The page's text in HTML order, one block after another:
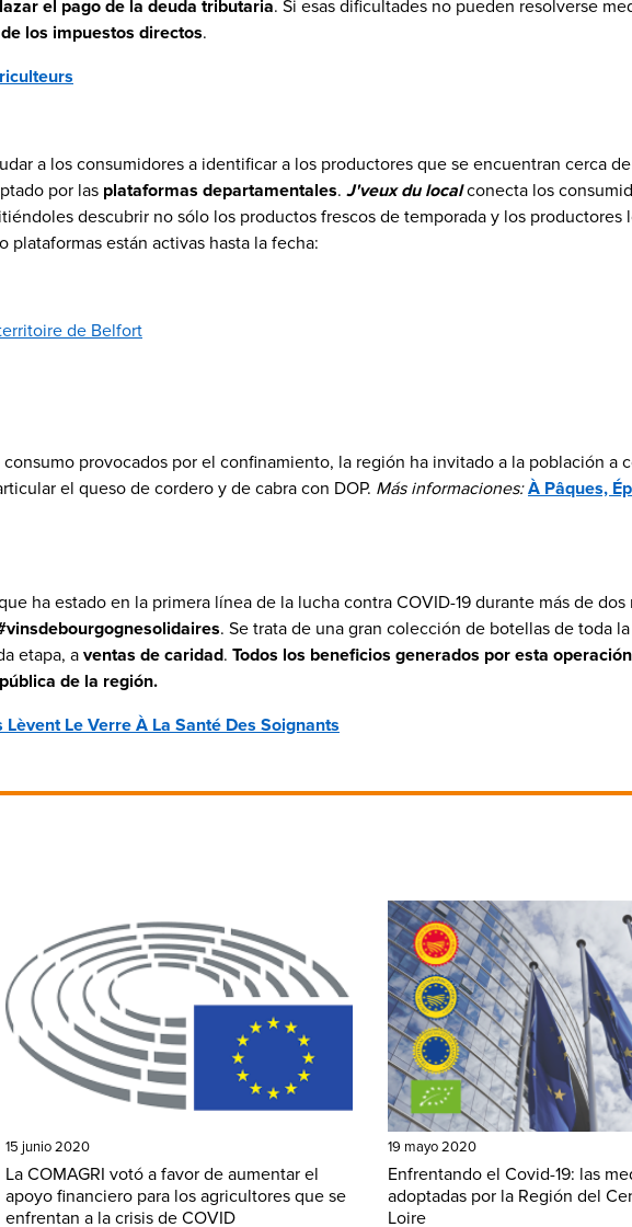
el pago de la deuda tributaria. Si esas dificultades no pueden resolverse
los impuestos directos.
a los consumidores a identificar a los productores que se encuentran cerca
por las plataformas departamentales. J'veux du localconecta los
descubrir no sólo los productos frescos de temporada y los productores
están activas hasta la fecha:
de Belfort
provocados por el confinamiento, la región ha invitado a la población a
el queso de cordero y de cabra con DOP. Más informaciones: À Pâques,
ha estado en la primera línea de la lucha contra COVID-19 durante más de dos
. Se trata de una gran colección de botellas de toda la
etapa, a ventas de caridad. Todos los beneficios generados por esta
de la región.
Le Verre À La Santé Des Soignants
15 junio 2020
La COMAGRI votó a favor de aumentar el
apoyo financiero para los agricultores que se
enfrentan a la crisis de COVID
19 mayo 2020
Enfrentando el Covid-19: las
adoptadas por la Región del
Loire